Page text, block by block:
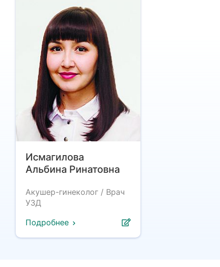
Исмагилова
Альбина Ринатовна
Акушер-гинеколог / Врач
УЗД
Подробнее